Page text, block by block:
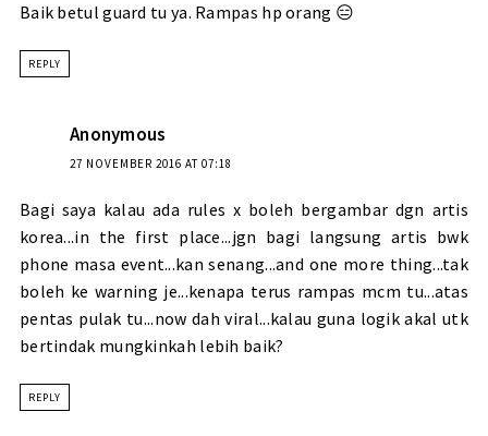
Baik betul guard tu ya. Rampas hp orang 😑
REPLY
Anonymous
27 NOVEMBER 2016 AT 07:18
Bagi saya kalau ada rules x boleh bergambar dgn artis
korea...in the first place...jgn bagi langsung artis bwk
phone masa event...kan senang...and one more thing...tak
boleh ke warning je...kenapa terus rampas mcm tu...atas
pentas pulak tu...now dah viral...kalau guna logik akal utk
bertindak mungkinkah lebih baik?
REPLY